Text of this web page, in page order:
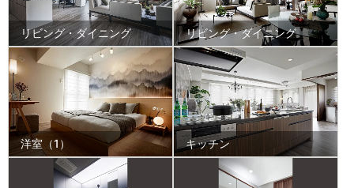
リビング・ダイニング リビング・ダイニング
洋室（1） キッチン